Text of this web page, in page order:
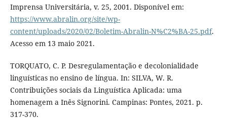
Imprensa Universitária, v. 25, 2001. Disponível em:
https://www.abralin.org/site/wp-
content/uploads/2020/02/Boletim-Abralin-N%C2%BA-25.pdf.
Acesso em 13 maio 2021.
TORQUATO, C. P. Desregulamentação e decolonialidade
linguísticas no ensino de língua. In: SILVA, W. R.
Contribuições sociais da Linguística Aplicada: uma
homenagem a Inês Signorini. Campinas: Pontes, 2021. p.
317-370.